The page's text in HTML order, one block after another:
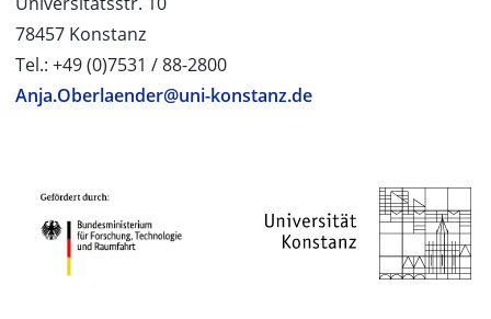
78457 Konstanz
Tel.: +49 (0)7531 / 88-2800
Anja.Oberlaender@uni-konstanz.de